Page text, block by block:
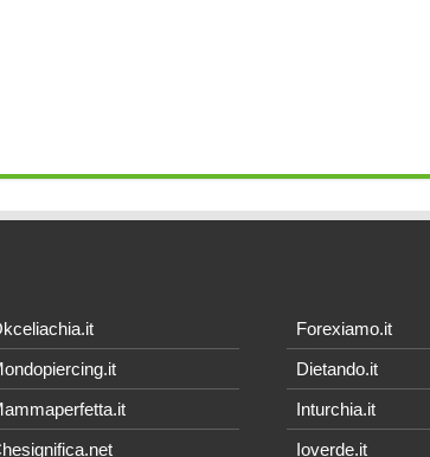
Forexiamo.it
Dietando.it
Inturchia.it
Ioverde.it